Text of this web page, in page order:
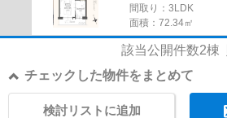
間取り：3LDK
面積：72.34㎡
該当公開件数2棟
チェックした物件をまとめて
検討リストに追加